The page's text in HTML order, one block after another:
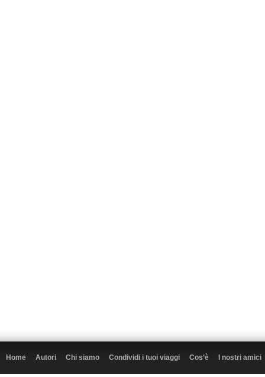
Home Autori Chi siamo Condividi i tuoi viaggi Cos’è I nostri amici